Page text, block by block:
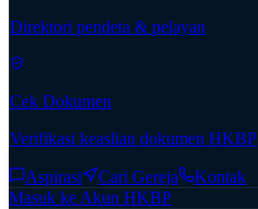
Direktori pendeta & pelayan
Cek Dokumen
Verifikasi keaslian dokumen HKBP
Aspirasi Cari Gereja
Kontak
Masuk ke Akun HKBP